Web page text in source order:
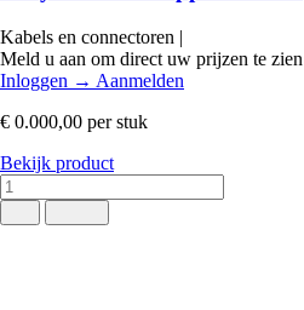
Kabels en connectoren |
Meld u aan om direct uw prijzen te zien
Inloggen → Aanmelden
€ 0.000,00 per stuk
Bekijk product